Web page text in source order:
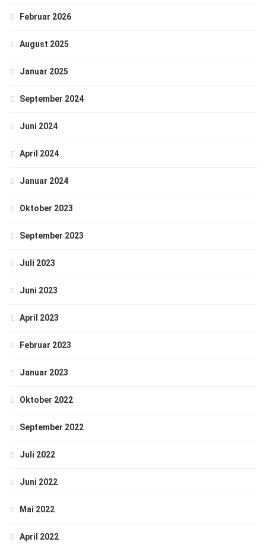
Februar 2026
August 2025
Januar 2025
September 2024
Juni 2024
April 2024
Januar 2024
Oktober 2023
September 2023
Juli 2023
Juni 2023
April 2023
Februar 2023
Januar 2023
Oktober 2022
September 2022
Juli 2022
Juni 2022
Mai 2022
April 2022